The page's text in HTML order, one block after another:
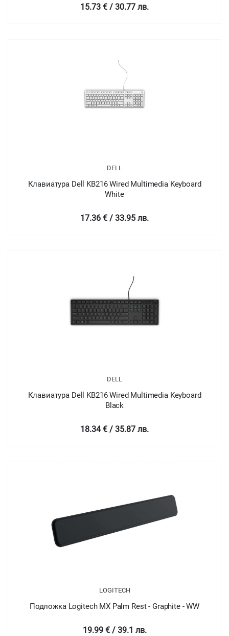
15.73 € / 30.77 лв.
DELL
Клавиатура Dell KB216 Wired Multimedia Keyboard
White
17.36 € / 33.95 лв.
DELL
Клавиатура Dell KB216 Wired Multimedia Keyboard
Black
18.34 € / 35.87 лв.
LOGITECH
Подложка Logitech MX Palm Rest - Graphite - WW
19.99 € / 39.1 лв.